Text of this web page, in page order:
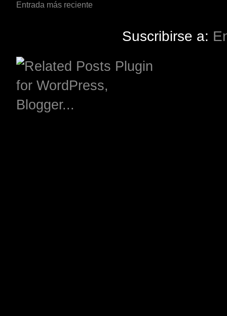
Entrada más reciente
Suscribirse a: